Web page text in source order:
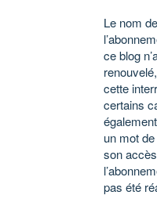
Le nom
ce blog
cette
certains
un mot
son
pas été